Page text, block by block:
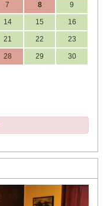
7 8 9
14 15 16
21 22 23
28 29 30
Next